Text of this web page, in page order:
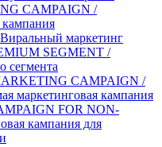
CAMPAIGN /
кампания
маркетинг
SEGMENT /
сегмента
CAMPAIGN /
маркетинговая кампания
FOR NON-
кампания для